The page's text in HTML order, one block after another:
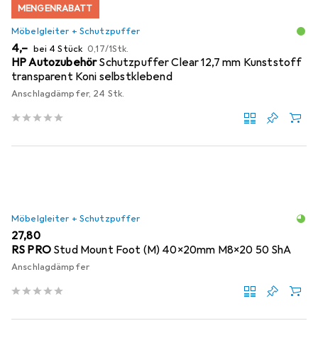
MENGENRABATT
Möbelgleiter + Schutzpuffer
EUR
4,– bei 4 Stück EUR
0,17/1Stk.
HP AutozubehörSchutzpuffer Clear 12,7 mm Kunststoff
transparent Koni selbstklebend
Anschlagdämpfer, 24 Stk.
Möbelgleiter + Schutzpuffer
EUR
27,80
RS PRO Stud Mount Foot (M) 40x20mm M8x20 50 ShA
Anschlagdämpfer